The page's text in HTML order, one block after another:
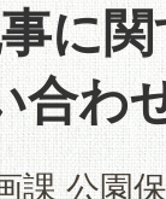
に
合わ
課 公園